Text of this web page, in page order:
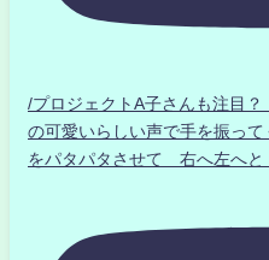
/プロジェクトA子さんも注
の可愛いらしい声で手を振っ
をパタパタさせて 右へ左へと